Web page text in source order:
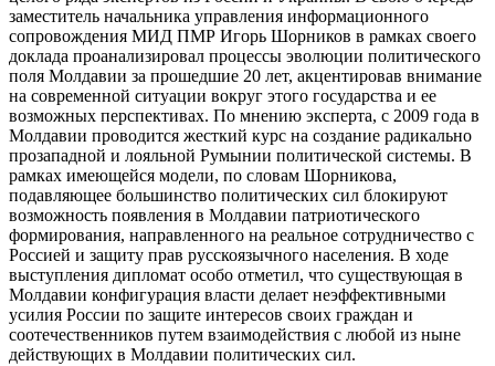
заместитель начальника управления информационного
сопровождения МИД ПМР Игорь Шорников в рамках своего
доклада проанализировал процессы эволюции политического
поля Молдавии за прошедшие 20 лет, акцентировав внимание
на современной ситуации вокруг этого государства и ее
возможных перспективах. По мнению эксперта, с 2009 года в
Молдавии проводится жесткий курс на создание радикально
прозападной и лояльной Румынии политической системы. В
рамках имеющейся модели, по словам Шорникова,
подавляющее большинство политических сил блокируют
возможность появления в Молдавии патриотического
формирования, направленного на реальное сотрудничество с
Россией и защиту прав русскоязычного населения. В ходе
выступления дипломат особо отметил, что существующая в
Молдавии конфигурация власти делает неэффективными
усилия России по защите интересов своих граждан и
соотечественников путем взаимодействия с любой из ныне
действующих в Молдавии политических сил.